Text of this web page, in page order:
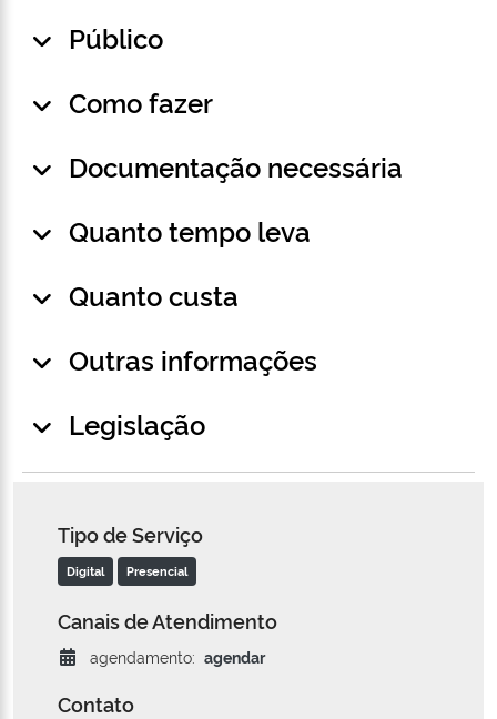
Público
Como fazer
Documentação necessária
Quanto tempo leva
Quanto custa
Outras informações
Legislação
Tipo de Serviço
Digital Presencial
Canais de Atendimento
agendamento: agendar
Contato